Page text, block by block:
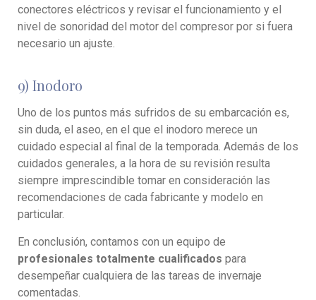
conectores eléctricos y revisar el funcionamiento y el
nivel de sonoridad del motor del compresor por si fuera
necesario un ajuste.
9) Inodoro
Uno de los puntos más sufridos de su embarcación es,
sin duda, el aseo, en el que el inodoro merece un
cuidado especial al final de la temporada. Además de los
cuidados generales, a la hora de su revisión resulta
siempre imprescindible tomar en consideración las
recomendaciones de cada fabricante y modelo en
particular.
En conclusión, contamos con un equipo de
profesionales totalmente cualificados para
desempeñar cualquiera de las tareas de invernaje
comentadas.